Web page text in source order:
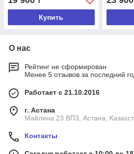
Купить
О нас
Рейтинг не сформирован
Менее 5 отзывов за последний
Работает с 21.10.2016
г. Астана
Майлина 23 ВП3, Астана,
Контакты